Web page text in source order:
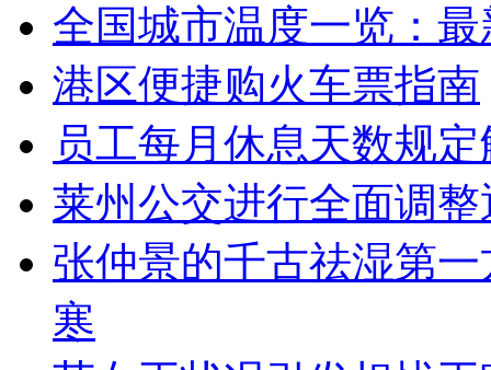
全国城市温度一览：
港区便捷购火车票指南
员工每月休息天数规
莱州公交进行全面调
张仲景的千古祛湿第
寒